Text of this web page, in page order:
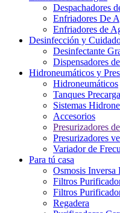
Despachadores
Enfriadores De
Enfriadores de
Desinfección y
Desinfectante
Dispensadores
Hidroneumáticos y
Hidroneumáticos
Tanques
Sistemas
Accesorios
Presurizadores
Presurizadores
Variador de
Para tú casa
Osmosis Inversa
Filtros
Filtros
Regadera